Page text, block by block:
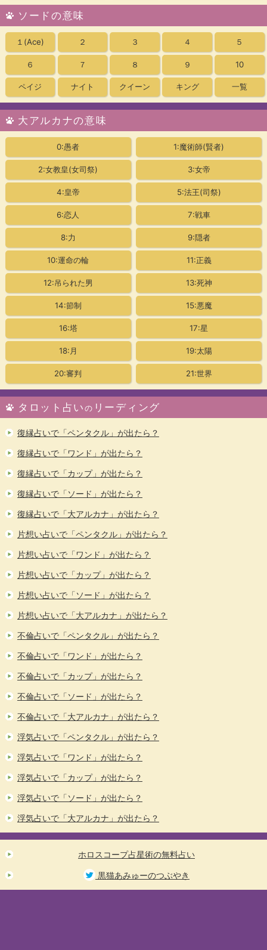
ソードの意味
１ (Ace) ２ ３ ４ ５
６ ７ ８ ９ 10
ペイジ ナイト クイーン キング 一覧
大アルカナの意味
0:愚者 1:魔術師(賢者)
2:女教皇(女司祭) 3:女帝
4:皇帝 5:法王(司祭)
6:恋人 7:戦車
8:力 9:隠者
10:運命の輪 11:正義
12:吊られた男 13:死神
14:節制 15:悪魔
16:塔 17:星
18:月 19:太陽
20:審判 21:世界
タロット占いの リーディング
復縁占いで「ペンタクル」が出たら？
復縁占いで「ワンド」が出たら？
復縁占いで「カップ」が出たら？
復縁占いで「ソード」が出たら？
復縁占いで「大アルカナ」が出たら？
片想い占いで「ペンタクル」が出たら？
片想い占いで「ワンド」が出たら？
片想い占いで「カップ」が出たら？
片想い占いで「ソード」が出たら？
片想い占いで「大アルカナ」が出たら？
不倫占いで「ペンタクル」が出たら？
不倫占いで「ワンド」が出たら？
不倫占いで「カップ」が出たら？
不倫占いで「ソード」が出たら？
不倫占いで「大アルカナ」が出たら？
浮気占いで「ペンタクル」が出たら？
浮気占いで「ワンド」が出たら？
浮気占いで「カップ」が出たら？
浮気占いで「ソード」が出たら？
浮気占いで「大アルカナ」が出たら？
ホロスコープ占星術の無料占い
黒猫あみゅーのつぶやき